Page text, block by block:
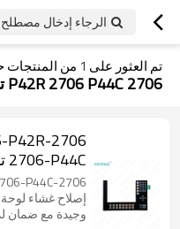
الرجاء إدخال
تم العثور على 1 من المنتجات
2706 P42R 2706 P44C تبديل لوحة المفاتيح غشاء
P42R
2706-P44C تبديل لوحة المفاتيح غشاء
P44C
إصلاح غشاء لوحة
وجيدة مع ضمان